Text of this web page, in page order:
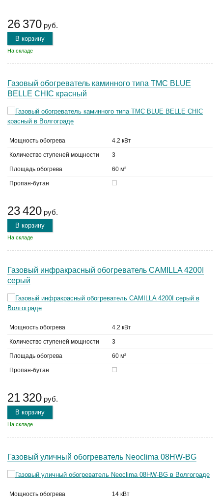
26 370 руб.
В корзину
На складе
Газовый обогреватель каминного типа TMC BLUE
BELLE CHIC красный
Мощность обогрева 4.2 кВт
Количество ступеней мощности 3
Площадь обогрева 60 м²
Пропан-бутан
23 420 руб.
В корзину
На складе
Газовый инфракрасный обогреватель CAMILLA 4200I
серый
Мощность обогрева 4.2 кВт
Количество ступеней мощности 3
Площадь обогрева 60 м²
Пропан-бутан
21 320 руб.
В корзину
На складе
Газовый уличный обогреватель Neoclima 08HW-BG
Мощность обогрева 14 кВт